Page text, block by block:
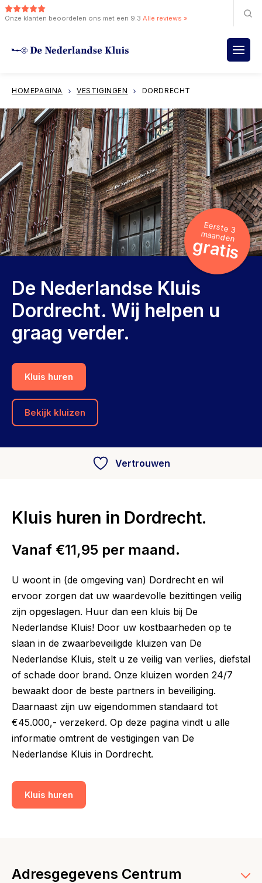
Onze klanten beoordelen ons met een 9.3 Alle reviews »
HOMEPAGINA VESTIGINGEN DORDRECHT
Eerste 3
maanden
gratis
De Nederlandse Kluis
Dordrecht. Wij helpen u
graag verder.
Kluis huren
Bekijk kluizen
Kluis huren in Dordrecht.
Vanaf €11,95 per maand.
U woont in (de omgeving van) Dordrecht en wil
ervoor zorgen dat uw waardevolle bezittingen veilig
zijn opgeslagen. Huur dan een kluis bij De
Nederlandse Kluis! Door uw kostbaarheden op te
slaan in de zwaarbeveiligde kluizen van De
Nederlandse Kluis, stelt u ze veilig van verlies, diefstal
of schade door brand. Onze kluizen worden 24/7
bewaakt door de beste partners in beveiliging.
Daarnaast zijn uw eigendommen standaard tot
€45.000,- verzekerd. Op deze pagina vindt u alle
informatie omtrent de vestigingen van De
Nederlandse Kluis in Dordrecht.
Kluis huren
Adresgegevens Centrum